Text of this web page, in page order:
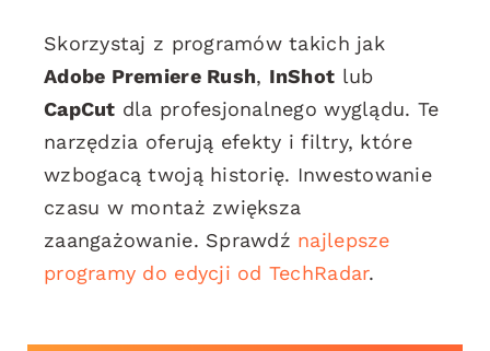
Skorzystaj z programów takich jak
Adobe Premiere Rush, InShot lub
CapCut dla profesjonalnego wyglądu. Te
narzędzia oferują efekty i filtry, które
wzbogacą twoją historię. Inwestowanie
czasu w montaż zwiększa
zaangażowanie. Sprawdź najlepsze
programy do edycji od TechRadar.